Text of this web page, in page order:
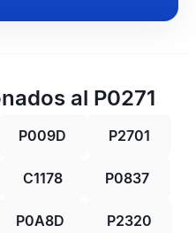
al P0271
P009D P2701
C1178 P0837
P0A8D P2320